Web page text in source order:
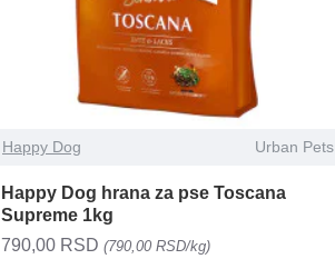
Happy Dog Urban Pets
Happy Dog hrana za pse Toscana
Supreme 1kg
790,00 RSD (790,00 RSD/kg)